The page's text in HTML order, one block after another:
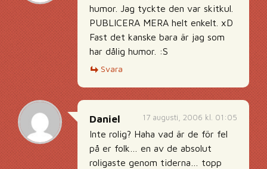
humor. Jag tyckte den var skitkul.
PUBLICERA MERA helt enkelt. xD
Fast det kanske bara är jag som
har dålig humor. :S
Svara
17 augusti, 2006 kl. 01:05
Daniel
Inte rolig? Haha vad är de för fel
på er folk… en av de absolut
roligaste genom tiderna… topp